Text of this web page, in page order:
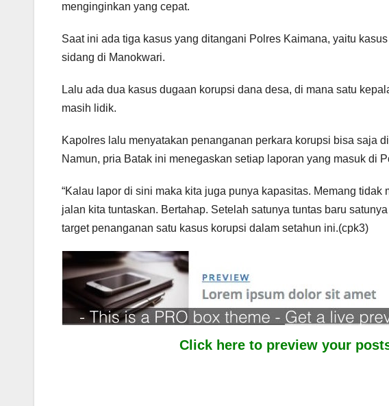
menginginkan yang cepat.
Saat ini ada tiga kasus yang ditangani Polres Kaimana, yaitu
sidang di Manokwari.
Lalu ada dua kasus dugaan korupsi dana desa, di mana satu
masih lidik.
Kapolres lalu menyatakan penanganan perkara korupsi bisa saja
Namun, pria Batak ini menegaskan setiap laporan yang masuk di
“Kalau lapor di sini maka kita juga punya kapasitas. Memang
jalan kita tuntaskan. Bertahap. Setelah satunya tuntas baru
target penanganan satu kasus korupsi dalam setahun ini.(cpk3)
Click here to preview your